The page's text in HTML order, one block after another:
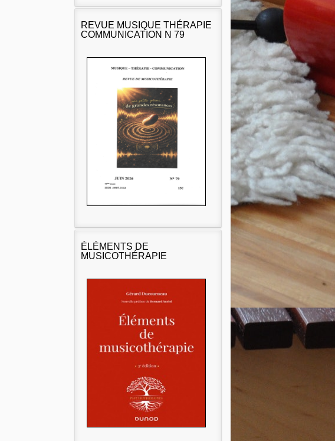
REVUE MUSIQUE THÉRAPIE
COMMUNICATION N 79
ÉLÉMENTS DE
MUSICOTHÉRAPIE